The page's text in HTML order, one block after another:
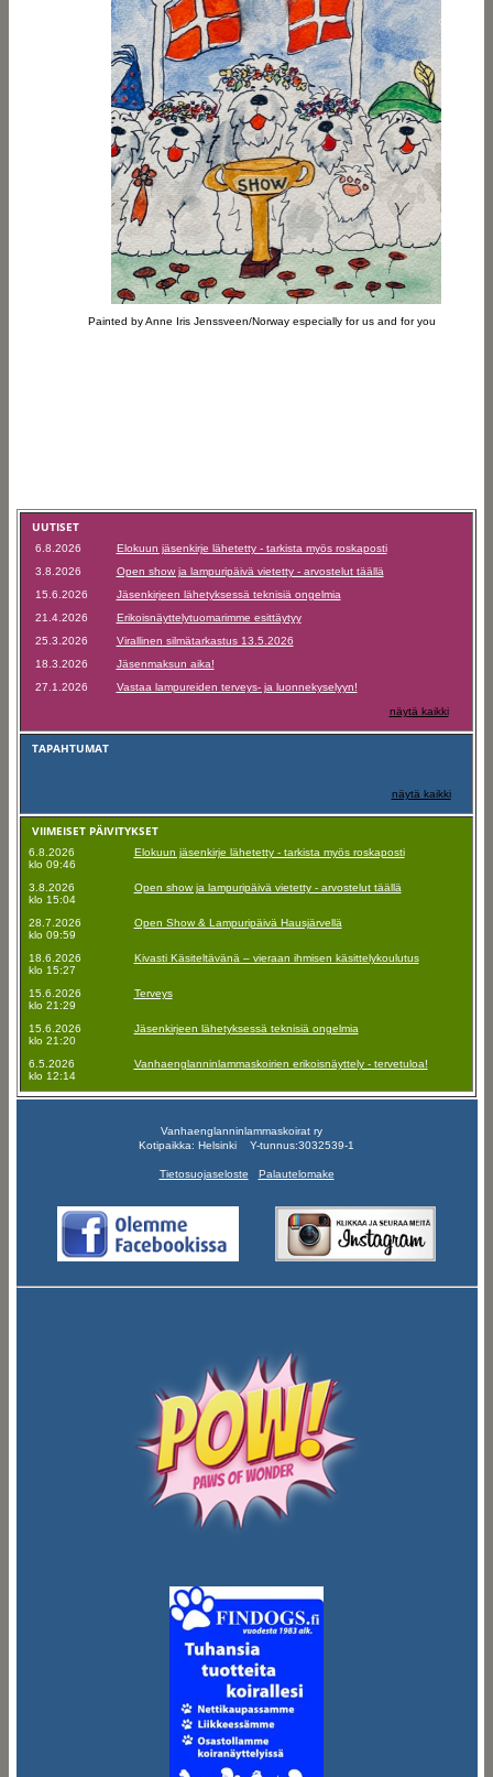
Painted by Anne Iris Jenssveen/Norway especially for us and for you
UUTISET
6.8.2026
Elokuun jäsenkirje lähetetty - tarkista myös roskaposti
3.8.2026
Open show ja lampuripäivä vietetty - arvostelut täällä
15.6.2026
Jäsenkirjeen lähetyksessä teknisiä ongelmia
21.4.2026
Erikoisnäyttelytuomarimme esittäytyy
25.3.2026
Virallinen silmätarkastus 13.5.2026
18.3.2026
Jäsenmaksun aika!
27.1.2026
Vastaa lampureiden terveys- ja luonnekyselyyn!
näytä kaikki
TAPAHTUMAT
näytä kaikki
VIIMEISET PÄIVITYKSET
6.8.2026
klo 09:46
Elokuun jäsenkirje lähetetty - tarkista myös roskaposti
3.8.2026
klo 15:04
Open show ja lampuripäivä vietetty - arvostelut täällä
28.7.2026
klo 09:59
Open Show & Lampuripäivä Hausjärvellä
18.6.2026
klo 15:27
Kivasti Käsiteltävänä – vieraan ihmisen käsittelykoulutus
15.6.2026
klo 21:29
Terveys
15.6.2026
klo 21:20
Jäsenkirjeen lähetyksessä teknisiä ongelmia
6.5.2026
klo 12:14
Vanhaenglanninlammaskoirien erikoisnäyttely - tervetuloa!
Vanhaenglanninlammaskoirat ry
Kotipaikka: Helsinki Y-tunnus:3032539-1
Tietosuojaseloste Palautelomake